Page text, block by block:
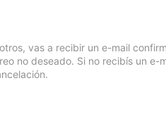
vas a recibir un e-mail
no deseado. Si no recibís un e-